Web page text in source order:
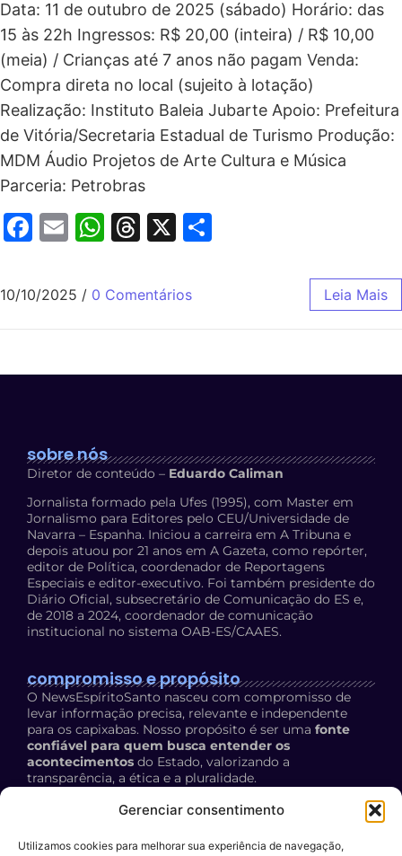
Gerenciar consentimento
Utilizamos cookies para melhorar sua experiência de navegação,
Data: 11 de outubro de 2025 (sábado) Horário: das
15 às 22h Ingressos: R$ 20,00 (inteira) / R$ 10,00
(meia) / Crianças até 7 anos não pagam Venda:
Compra direta no local (sujeito à lotação)
Realização: Instituto Baleia Jubarte Apoio: Prefeitura
de Vitória/Secretaria Estadual de Turismo Produção:
MDM Áudio Projetos de Arte Cultura e Música
Parceria: Petrobras
Facebook
EmailWhatsApp
Threads
X
10/10/2025 / 0 Comentários Leia Mais
sobre nós
Diretor de conteúdo – Eduardo Caliman
Jornalista formado pela Ufes (1995), com Master em
Jornalismo para Editores pelo CEU/Universidade de
Navarra – Espanha. Iniciou a carreira em A Tribuna e
depois atuou por 21 anos em A Gazeta, como repórter,
editor de Política, coordenador de Reportagens
Especiais e editor-executivo. Foi também presidente do
Diário Oficial, subsecretário de Comunicação do ES e,
de 2018 a 2024, coordenador de comunicação
institucional no sistema OAB-ES/CAAES.
compromisso e propósito
O NewsEspíritoSanto nasceu com compromisso de
levar informação precisa, relevante e independente
para os capixabas. Nosso propósito é ser uma fonte
confiável para quem busca entender os
acontecimentos do Estado, valorizando a
transparência, a ética e a pluralidade.
Política de Privacidade: acesse aqui